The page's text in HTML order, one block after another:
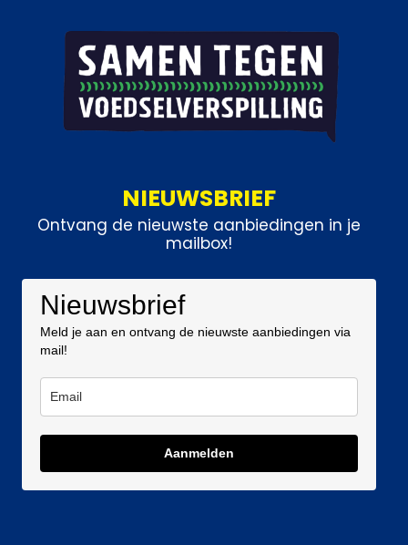
NIEUWSBRIEF
Ontvang de nieuwste aanbiedingen in je
mailbox!
Nieuwsbrief
Meld je aan en ontvang de nieuwste aanbiedingen via
mail!
Aanmelden